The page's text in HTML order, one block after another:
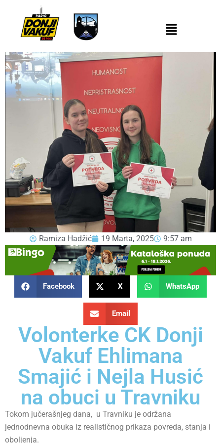
Ramiza Hadžić 19 Marta, 2025 9:57 am
Facebook X WhatsApp
Email
Volonterke CK Donji
Vakuf Ehlimana
Smajić i Nejla Husić
na obuci u Travniku
Tokom jučerašnjeg dana, u Travniku je održana
jednodnevna obuka iz realističnog prikaza povreda, stanja i
oboljenja.